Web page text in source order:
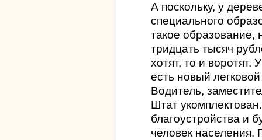
А поскольку, у
специального
такое образование,
тридцать тысяч
хотят, то и
есть новый
Водитель,
Штат
благоустройства и
человек населения.